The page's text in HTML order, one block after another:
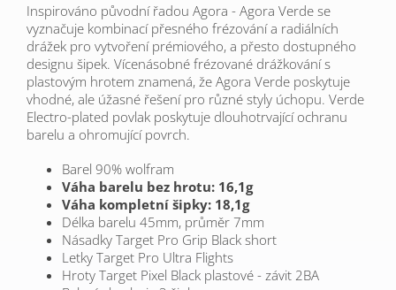
Inspirováno původní řadou Agora - Agora Verde se
vyznačuje kombinací přesného frézování a radiálních
drážek pro vytvoření prémiového, a přesto dostupného
designu šipek. Vícenásobné frézované drážkování s
plastovým hrotem znamená, že Agora Verde poskytuje
vhodné, ale úžasné řešení pro různé styly úchopu. Verde
Electro-plated povlak poskytuje dlouhotrvající ochranu
barelu a ohromující povrch.
Barel 90% wolfram
Váha barelu bez hrotu: 16,1g
Váha kompletní šipky: 18,1g
Délka barelu 45mm, průměr 7mm
Násadky Target Pro Grip Black short
Letky Target Pro Ultra Flights
Hroty Target Pixel Black plastové - závit 2BA